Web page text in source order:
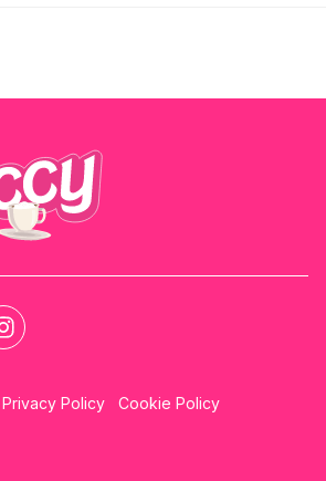
Privacy Policy
Cookie Policy